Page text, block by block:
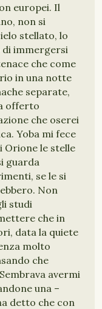
europei. Il
non si
stellato, lo
immergersi
che come
in una notte
separate,
offerto
che oserei
Yoba mi fece
Orione le stelle
guarda
se le si
Non
studi
che in
data la quiete
molto
che
avermi
una –
detto che con